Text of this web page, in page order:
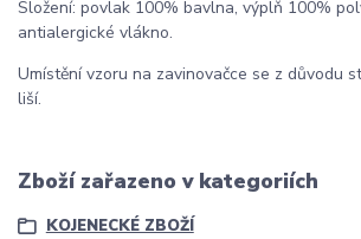
Složení: povlak 100% bavlna, výplň 100%
antialergické vlákno.
Umístění vzoru na zavinovačce se z důvodu
liší.
Zboží zařazeno v kategoriích
KOJENECKÉ ZBOŽÍ